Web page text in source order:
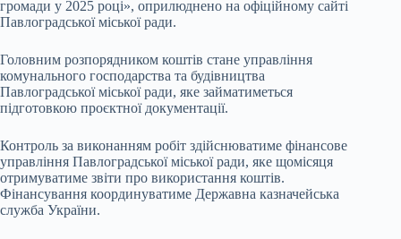
громади у 2025 році», оприлюднено на офіційному сайті
Павлоградської міської ради.
Головним розпорядником коштів стане управління
комунального господарства та будівництва
Павлоградської міської ради, яке займатиметься
підготовкою проєктної документації.
Контроль за виконанням робіт здійснюватиме фінансове
управління Павлоградської міської ради, яке щомісяця
отримуватиме звіти про використання коштів.
Фінансування координуватиме Державна казначейська
служба України.